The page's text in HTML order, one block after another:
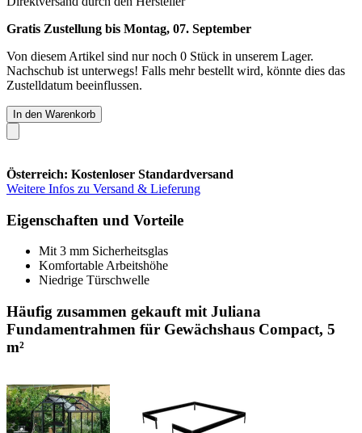
Gratis Zustellung bis Montag, 07. September
Von diesem Artikel sind nur noch 0 Stück in unserem Lager.
Nachschub ist unterwegs! Falls mehr bestellt wird, könnte dies das
Zustelldatum beeinflussen.
In den Warenkorb
Österreich: Kostenloser Standardversand
Weitere Infos zu Versand & Lieferung
Eigenschaften und Vorteile
Mit 3 mm Sicherheitsglas
Komfortable Arbeitshöhe
Niedrige Türschwelle
Häufig zusammen gekauft mit Juliana
Fundamentrahmen für Gewächshaus Compact, 5
m²